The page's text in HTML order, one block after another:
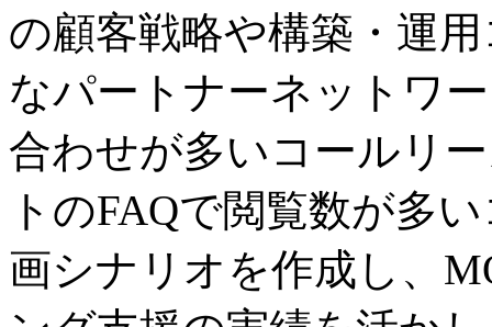
の顧客戦略や構築・運
なパートナーネットワ
合わせが多いコールリ
トのFAQで閲覧数が多
画シナリオを作成し、